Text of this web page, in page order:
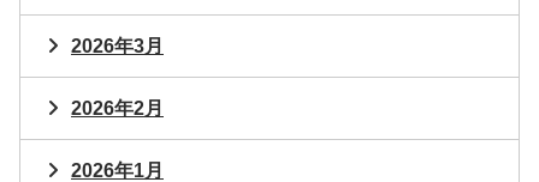
2026年3月
2026年2月
2026年1月